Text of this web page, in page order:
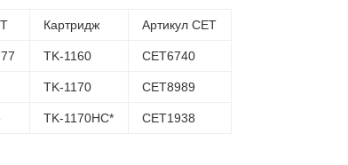
Картридж Артикул CET
TK-1160 CET6740
TK-1170 CET8989
TK-1170HC* CET1938